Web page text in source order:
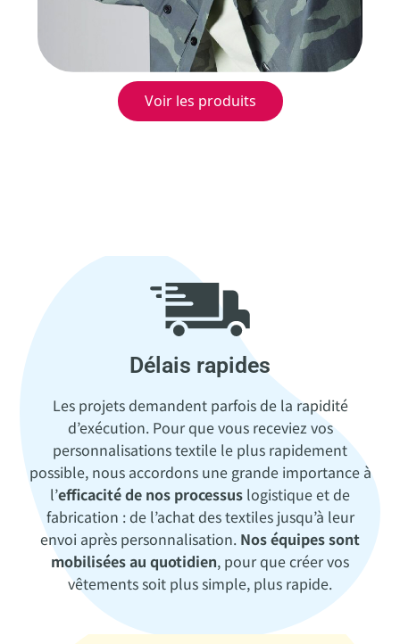
Voir les produits
Délais rapides
Les projets demandent parfois de la rapidité
d’exécution. Pour que vous receviez vos
personnalisations textile le plus rapidement
possible, nous accordons une grande importance à
l’efficacité de nos processus logistique et de
fabrication : de l’achat des textiles jusqu’à leur
envoi après personnalisation. Nos équipes sont
mobilisées au quotidien, pour que créer vos
vêtements soit plus simple, plus rapide.